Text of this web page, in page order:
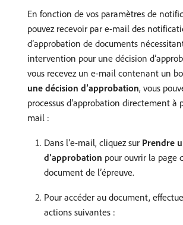
En fonction de vos paramètres de
pouvez recevoir par e-mail des
d’approbation de documents
intervention pour une décision
vous recevez un e-mail contenant un
une décision d’approbation, vous
processus d’approbation directement à
mail :
Dans l’e-mail, cliquez sur Prendre
d’approbation pour ouvrir la page
document de l’épreuve.
Pour accéder au document,
actions suivantes :